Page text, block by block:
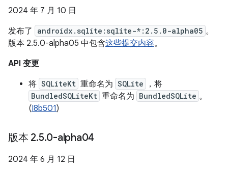
2024 年 7 月 10 日
发布了
androidx.sqlite:sqlite-*:2.5.0-alpha05 。
版本 2.5.0-alpha05 中包含这些提交内容。
API 变更
将 SQLiteKt 重命名为 SQLite ，将
BundledSQLiteKt 重命名为 BundledSQLite 。
(I8b501)
版本 2.5.0-alpha04
2024 年 6 月 12 日